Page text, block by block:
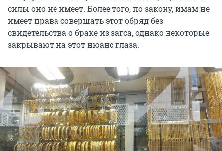
силы оно не имеет. Более того, по закону, имам не
имеет права совершать этот обряд без
свидетельства о браке из загса, однако некоторые
закрывают на этот нюанс глаза.